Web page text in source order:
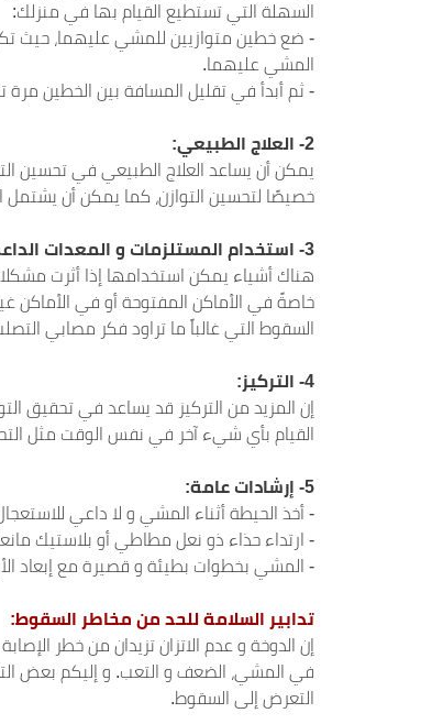
السهلة التي تستطيع القيام بها في منزلك:
- ضع خطين متوازيين للمشي عليهما، حيث
المشي عليهما.
- ثم أبدأ في تقليل المسافة بين الخطين
2- العلاج الطبيعي:
يمكن أن يساعد العلاج الطبيعي في تحسين
خصيصًا لتحسين التوازن، كما يمكن أن يشتمل
3- استخدام المستلزمات و المعدات
هناك أشياء يمكن استخدامها إذا أثرت
خاصةً في الأماكن المفتوحة أو في الأماكن
السقوط التي غالباً ما تراود فكر مصابي
4- التركيز:
إن المزيد من التركيز قد يساعد في تحقيق
القيام بأي شيء آخر في نفس الوقت مثل
5- إرشادات عامة:
- أخذ الحيطة أثناء المشي و لا داعي
- ارتداء حذاء ذو نعل مطاطي أو بلاستيك
- المشي بخطوات بطيئة و قصيرة مع إبعاد
تدابير السلامة للحد من مخاطر السقوط:
إن الدوخة و عدم الاتزان تزيدان من خطر
في المشي، الضعف و التعب. و إليكم بعض
التعرض إلى السقوط.